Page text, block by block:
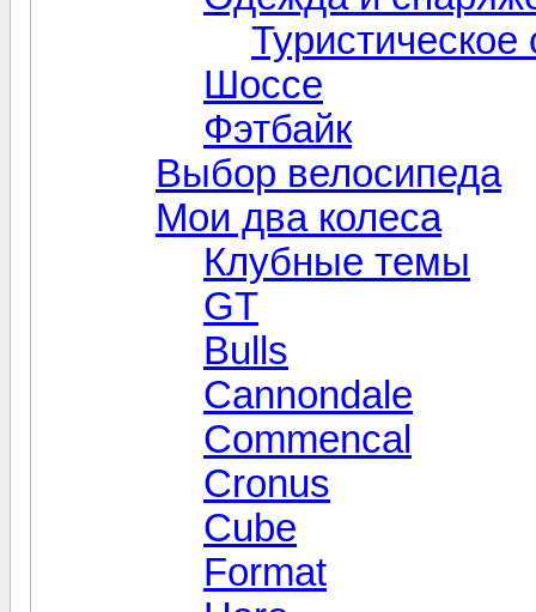
Шоссе
Фэтбайк
Выбор велосипеда
Мои два колеса
Клубные темы
GT
Bulls
Cannondale
Commencal
Cronus
Cube
Format